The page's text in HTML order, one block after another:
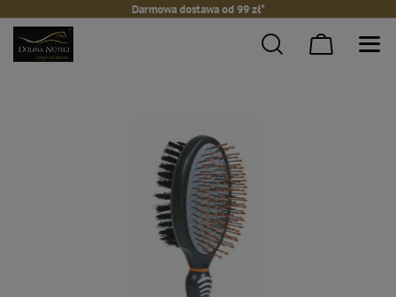
Darmowa dostawa od 99 zł*